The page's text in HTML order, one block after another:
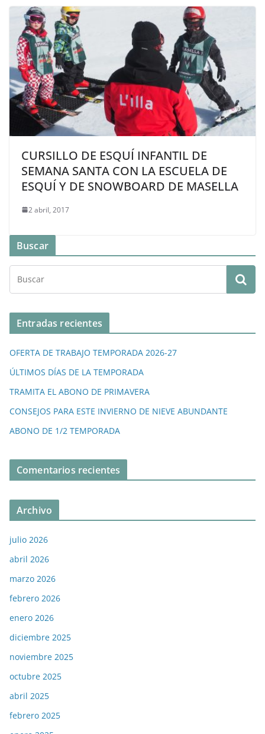
CURSILLO DE ESQUÍ INFANTIL DE
SEMANA SANTA CON LA ESCUELA DE
ESQUÍ Y DE SNOWBOARD DE MASELLA
2 abril, 2017
Buscar
Entradas recientes
OFERTA DE TRABAJO TEMPORADA 2026-27
ÚLTIMOS DÍAS DE LA TEMPORADA
TRAMITA EL ABONO DE PRIMAVERA
CONSEJOS PARA ESTE INVIERNO DE NIEVE ABUNDANTE
ABONO DE 1/2 TEMPORADA
Comentarios recientes
Archivo
julio 2026
abril 2026
marzo 2026
febrero 2026
enero 2026
diciembre 2025
noviembre 2025
octubre 2025
abril 2025
febrero 2025